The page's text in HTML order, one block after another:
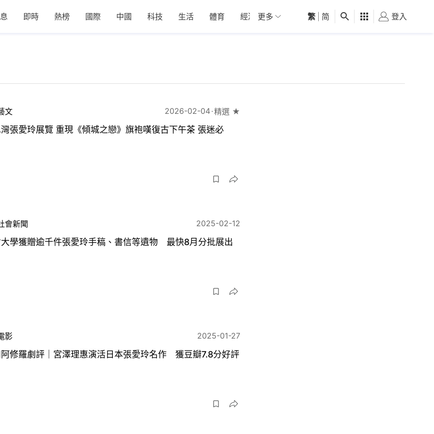
即時 熱榜 國際 中國 科技 生活 體育 經濟 01深圳 觀點 健康 好食玩飛
更多 繁 简 登入
文 2026-02-04 精選 ★
張愛玲展覽 重現《傾城之戀》旗袍嘆復古下午茶 張迷必
會新聞 2025-02-12
學獲贈逾千件張愛玲手稿、書信等遺物 最快8月分批展出
影 2025-01-27
修羅劇評｜宮澤理惠演活日本張愛玲名作 獲豆瓣7.8分好評